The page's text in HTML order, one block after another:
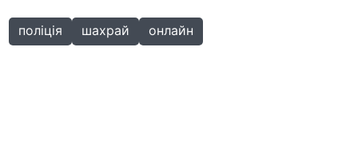
поліція шахрай онлайн